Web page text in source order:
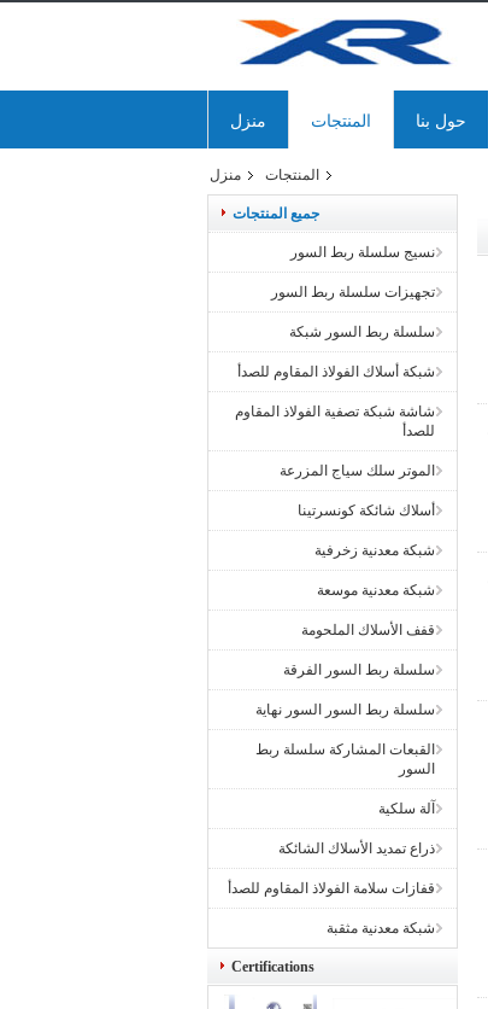
منزل المنتجات حول بنا
منزل المنتجات
جميع المنتجات
نسيج سلسلة ربط السور
تجهيزات سلسلة ربط السور
سلسلة ربط السور شبكة
شبكة أسلاك الفولاذ المقاوم للصدأ
شاشة شبكة تصفية الفولاذ المقاوم
للصدأ
الموتر سلك سياج المزرعة
أسلاك شائكة كونسرتينا
شبكة معدنية زخرفية
شبكة معدنية موسعة
قفف الأسلاك الملحومة
سلسلة ربط السور الفرقة
سلسلة ربط السور السور نهاية
القبعات المشاركة سلسلة ربط
السور
آلة سلكية
ذراع تمديد الأسلاك الشائكة
قفازات سلامة الفولاذ المقاوم للصدأ
شبكة معدنية مثقبة
Certifications